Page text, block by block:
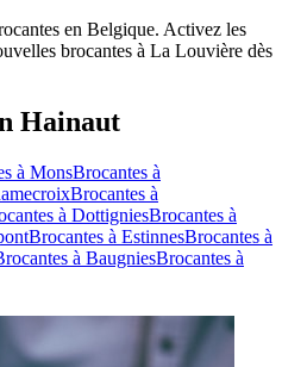
en Belgique. Activez les
brocantes à La Louvière dès
Hainaut
à MonsBrocantes à
Brocantes à
à DottigniesBrocantes à
Brocantes à EstinnesBrocantes à
à BaugniesBrocantes à